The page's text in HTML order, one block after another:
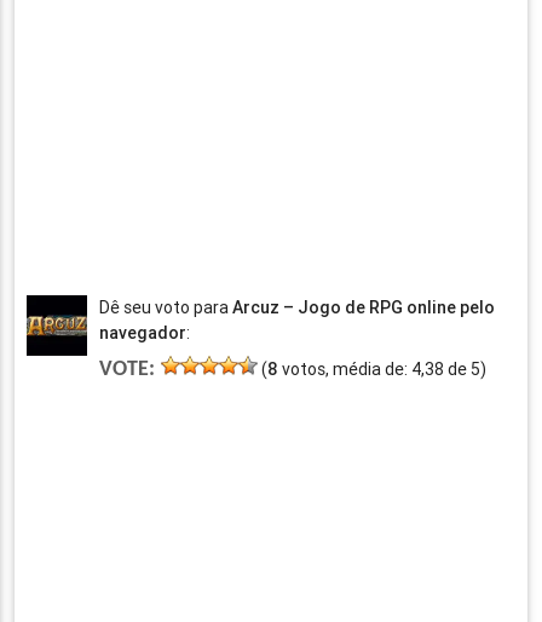
Dê seu voto paraArcuz – Jogo de RPG online pelo
navegador:
VOTE: (8 votos, média de: 4,38 de 5)